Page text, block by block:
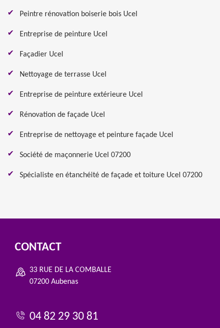
Peintre rénovation boiserie bois Ucel
Entreprise de peinture Ucel
Façadier Ucel
Nettoyage de terrasse Ucel
Entreprise de peinture extérieure Ucel
Rénovation de façade Ucel
Entreprise de nettoyage et peinture façade Ucel
Société de maçonnerie Ucel 07200
Spécialiste en étanchéité de façade et toiture Ucel 07200
CONTACT
33 RUE DE LA COMBALLE
07200 Aubenas
04 82 29 30 81